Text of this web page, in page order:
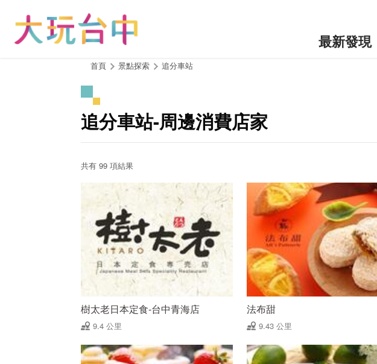
最新發現
首頁 景點探索 追分車站
追分車站-周邊消費店家
共有 99 項結果
樹太老日本定食-台中青海店
9.4 公里
法布甜
9.43 公里